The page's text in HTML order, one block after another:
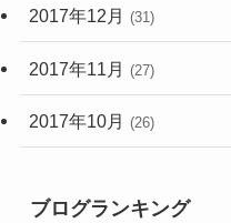
2017年12月 (31)
2017年11月 (27)
2017年10月 (26)
ブログランキング